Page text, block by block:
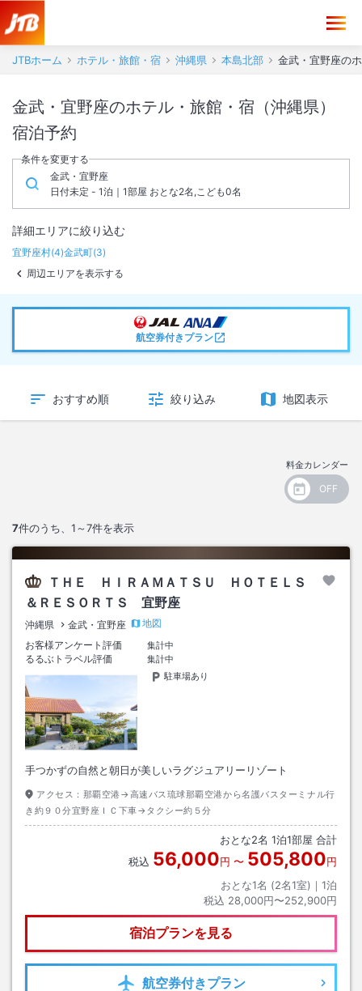
JTBホーム ホテル・旅館・宿 沖縄県 本島北部 金武・宜野座の
金武・宜野座のホテル・旅館・宿（沖縄県）
宿泊予約
条件を変更する
金武・宜野座
日付未定 - 1泊｜1部屋 おとな2名,こども0名
詳細エリアに絞り込む
宜野座村(4)金武町(3)
周辺エリアを表示する
航空券付きプラン
おすすめ順 絞り込み 地図表示
料金カレンダー
7件のうち、 1～7件を表示
ＴＨＥ ＨＩＲＡＭＡＴＳＵ ＨＯＴＥＬＳ
＆ＲＥＳＯＲＴＳ 宜野座
沖縄県 金武・宜野座
地図
お客様アンケート評価
集計中
るるぶトラベル評価
集計中
駐車場あり
手つかずの自然と朝日が美しいラグジュアリーリゾート
アクセス： 那覇空港→高速バス琉球那覇空港から名護バスターミナル行
き約９０分宜野座ＩＣ下車→タクシー約５分
おとな2名 1泊1部屋 合計
税込 56,000円 〜 505,800円
おとな1名 (2名1室)｜ 1泊
税込 28,000円〜252,900円
宿泊プランを見る
航空券付きプラン